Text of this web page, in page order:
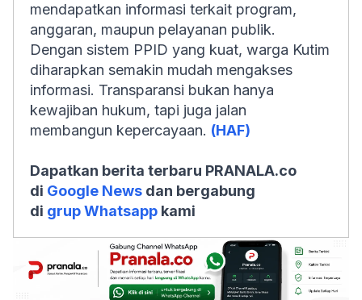
mendapatkan informasi terkait program,
anggaran, maupun pelayanan publik.
Dengan sistem PPID yang kuat, warga Kutim
diharapkan semakin mudah mengakses
informasi. Transparansi bukan hanya
kewajiban hukum, tapi juga jalan
membangun kepercayaan. (HAF)
Dapatkan berita terbaru PRANALA.co
di Google News dan bergabung
di grup Whatsapp kami